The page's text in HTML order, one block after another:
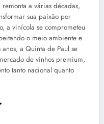
a várias décadas,
sua paixão por
a vinícola se comprometeu
o meio ambiente e
a Quinta de Paul se
de vinhos premium,
tanto nacional quanto